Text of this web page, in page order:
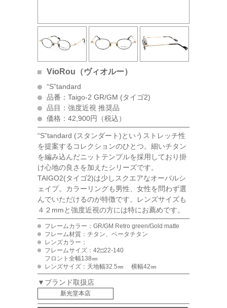
VioRou（ヴィオルー）
“S”tandard
品番：Taigo-2 GR/GM (タイゴ2)
品目：強度近視 推奨品
価格：42,900円（税込）
“S”tandard (スタンダート)というストレッチ性
を提案するコレクションのひとつ。細いチタン
を編み込んだニットテンプルを採用しており掛
け心地の良さを加えたシリーズです。
TAIGO2(タイゴ2)は少しスクエアなオーバルシ
ェイプ。カラーリングも男性、女性を問わず選
んでいただけるのが特徴です。レンズサイズも
４２mmと強度近視の方には特にお薦めです。
フレームカラー：GR/GM Retro green/Gold matte
フレーム材質：チタン、ベータチタン
レンズカラー：
フレームサイズ：42□22-140
フロント全幅138㎜
レンズサイズ：天地幅32.5㎜ 横幅42㎜
▼ブランド取扱店
新光堂本店